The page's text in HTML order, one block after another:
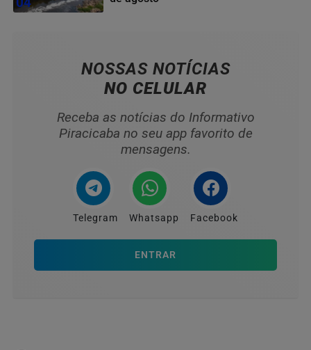
NOSSAS NOTÍCIAS
NO CELULAR
Receba as notícias do Informativo
Piracicaba no seu app favorito de
mensagens.
Telegram Whatsapp Facebook
ENTRAR